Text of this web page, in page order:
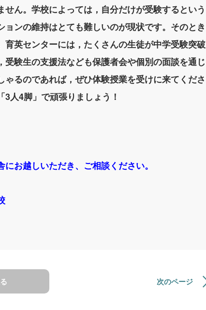
ん。学校によっては，自分だけが受験するという
ンの維持はとても難しいのが現状です。そのとき
英センターには，たくさんの生徒が中学受験突破
験生の支援法なども保護者会や個別の面談を通じ
るのであれば，ぜひ体験授業を受けに来てくださ
人4脚」で頑張りましょう！
お越しいただき、ご相談ください。
次のページ